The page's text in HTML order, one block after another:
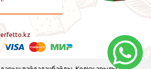
Perfetto — кофе жабдықтары және кофе